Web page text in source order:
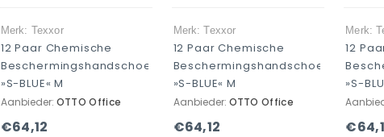
Merk: Texxor
12 Paar Chemische
Beschermingshandschoenen
»S-BLUE« M
Aanbieder: OTTO Office
€64,12
Merk: Texxor
12 Paar Chemische
Beschermingshandschoenen
»S-BLUE« M
Aanbieder: OTTO Office
€64,12
Merk:
12
»S-